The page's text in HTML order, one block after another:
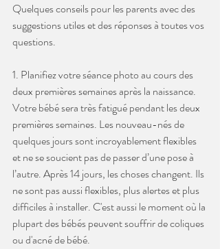
Quelques conseils pour les parents avec des
suggestions utiles et des réponses à toutes vos
questions.
1. Planifiez votre séance photo au cours des
deux premières semaines après la naissance.
Votre bébé sera très fatigué pendant les deux
premières semaines. Les nouveau-nés de
quelques jours sont incroyablement flexibles
et ne se soucient pas de passer d’une pose à
l’autre. Après 14 jours, les choses changent. Ils
ne sont pas aussi flexibles, plus alertes et plus
difficiles à installer. C'est aussi le moment où la
plupart des bébés peuvent souffrir de coliques
ou d'acné de bébé.